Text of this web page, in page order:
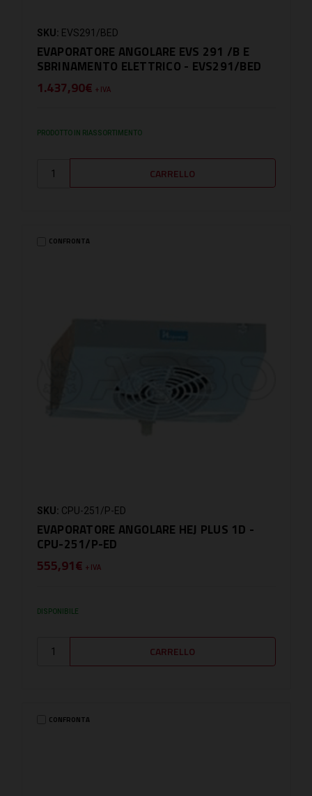
SKU: EVS291/BED
EVAPORATORE ANGOLARE EVS 291 /B E
SBRINAMENTO ELETTRICO - EVS291/BED
1.437,90€ + IVA
PRODOTTO IN RIASSORTIMENTO
CONFRONTA
SKU: CPU-251/P-ED
EVAPORATORE ANGOLARE HEJ PLUS 1D -
CPU-251/P-ED
555,91€ + IVA
DISPONIBILE
CONFRONTA